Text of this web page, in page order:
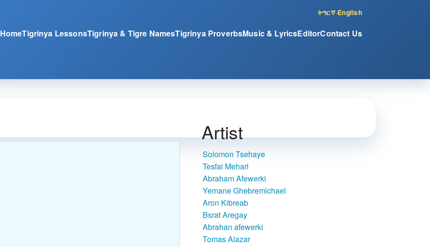
ትግርኛ·English
HomeTigrinya LessonsTigrinya & Tigre NamesTigrinya ProverbsMusic & LyricsEditorContact Us
Artist
Solomon Tsehaye
Tesfai Mehari
Abraham Afewerki
Yemane Ghebremichael
Aron Kibreab
Bsrat Aregay
Abrahan afewerki
Tomas Alazar